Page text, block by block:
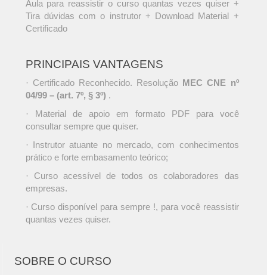
Aula para reassistir o curso quantas vezes quiser +
Tira dúvidas com o instrutor + Download Material +
Certificado
PRINCIPAIS VANTAGENS
· Certificado Reconhecido. Resolução MEC CNE nº
04/99 – (art. 7º, § 3º) .
· Material de apoio em formato PDF para você
consultar sempre que quiser.
· Instrutor atuante no mercado, com conhecimentos
prático e forte embasamento teórico;
· Curso acessível de todos os colaboradores das
empresas.
· Curso disponível para sempre !, para você reassistir
quantas vezes quiser.
SOBRE O CURSO